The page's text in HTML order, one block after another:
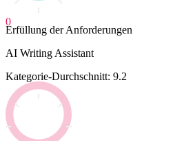
0
Erfüllung der Anforderungen
AI Writing Assistant
Kategorie-Durchschnitt: 9.2